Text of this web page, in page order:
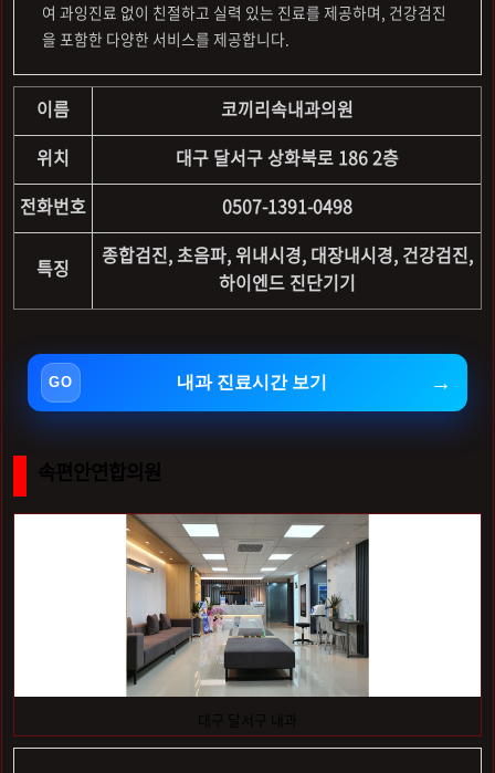
여 과잉진료 없이 친절하고 실력 있는 진료를 제공하며, 건강검진
을 포함한 다양한 서비스를 제공합니다.
이름
코끼리속내과의원
위치
대구 달서구 상화북로 186 2층
전화번호
0507-1391-0498
특징
종합검진, 초음파, 위내시경, 대장내시경, 건강검진,
하이엔드 진단기기
내과 진료시간 보기
속편안연합의원
대구 달서구 내과